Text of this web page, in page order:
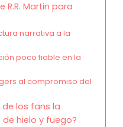
R.R. Martin para
narrativa a la
poco fiable en la
al compromiso del
los fans la
hielo y fuego?